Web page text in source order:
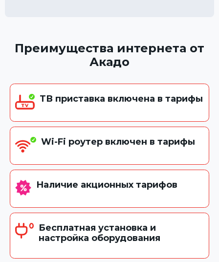
Преимущества интернета от
Акадо
ТВ приставка включена в тарифы
Wi-Fi роутер включен в тарифы
Наличие акционных тарифов
Бесплатная установка и
настройка оборудования